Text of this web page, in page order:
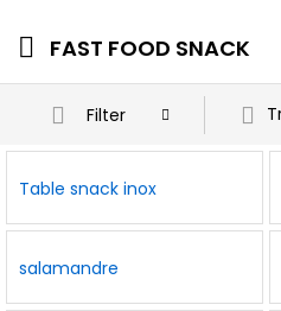
FAST FOOD SNACK
Filter
Table snack inox
salamandre